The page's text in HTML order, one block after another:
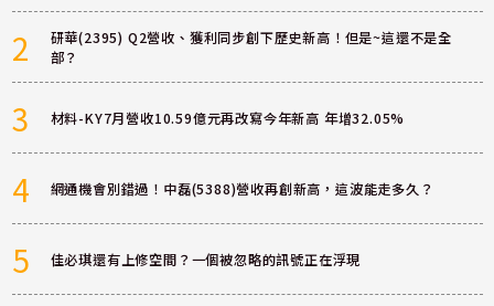
2
研華(2395) Q2營收、獲利同步創下歷史新高！但是~這還不是全
部？
3 材料-KY7月營收10.59億元再改寫今年新高 年增32.05%
4 網通機會別錯過！中磊(5388)營收再創新高，這波能走多久？
5 佳必琪還有上修空間？一個被忽略的訊號正在浮現